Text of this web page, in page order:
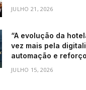
JULHO 21, 2026
“A evolução da
vez mais pela
automação e
JULHO 15, 2026